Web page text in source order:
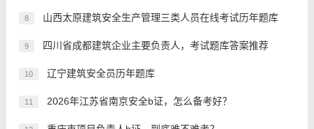
8 山西太原建筑安全生产管理三类人员在线考试历年题库
9 四川省成都建筑企业主要负责人，考试题库答案推荐
10 辽宁建筑安全员历年题库
11 2026年江苏省南京安全b证，怎么备考好？